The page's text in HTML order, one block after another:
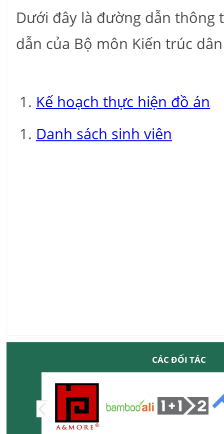
Dưới đây là đường dẫn thông
dẫn của Bộ môn Kiến trúc
Kế hoạch thực hiện đồ án
Danh sách sinh viên
CÁC ĐỐI TÁC